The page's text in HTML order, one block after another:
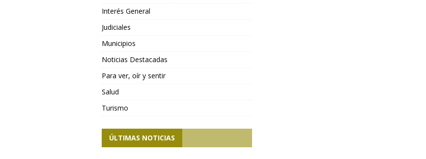
Interés General
Judiciales
Municipios
Noticias Destacadas
Para ver, oír y sentir
Salud
Turismo
ÚLTIMAS NOTICIAS